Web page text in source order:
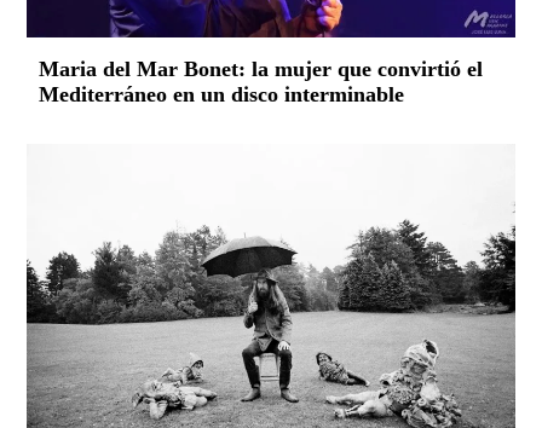
Maria del Mar Bonet: la mujer que convirtió el
Mediterráneo en un disco interminable